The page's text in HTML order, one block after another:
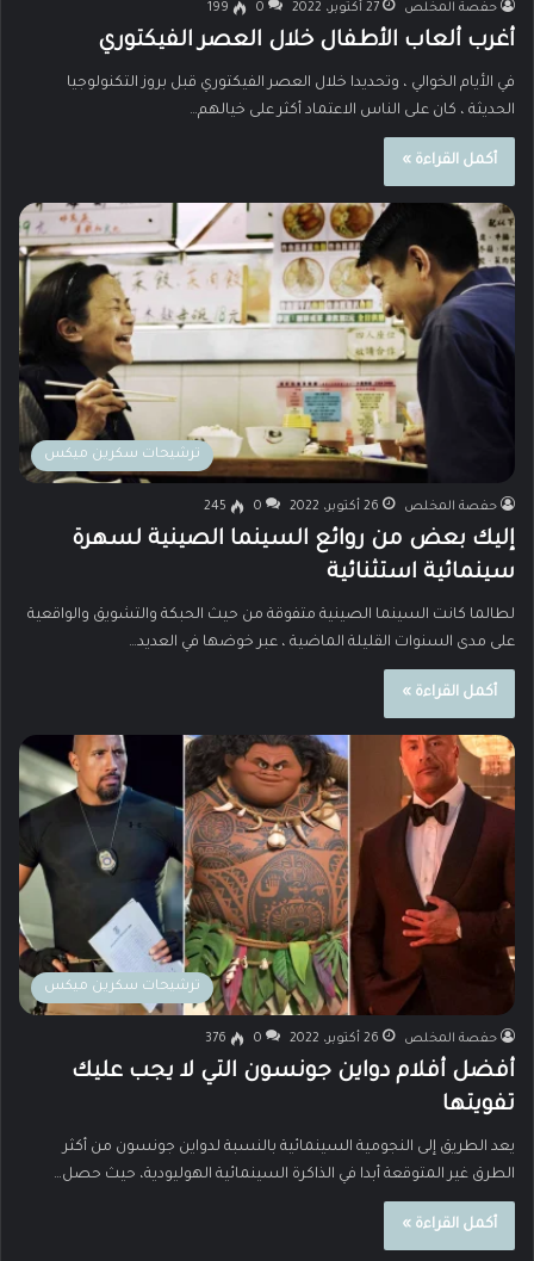
حفصة المخلص 27 أكتوبر، 2022 0
199
أغرب ألعاب الأطفال خلال العصر الفيكتوري
في الأيام الخوالي ، وتحديدا خلال العصر الفيكتوري قبل بروز التكنولوجيا
الحديثة ، كان على الناس الاعتماد أكثر على خيالهم…
أكمل القراءة »
ترشيحات سكرين ميكس
حفصة المخلص 26 أكتوبر، 2022 0
245
إليك بعض من روائع السينما الصينية لسهرة
سينمائية استثنائية
لطالما كانت السينما الصينية متفوقة من حيث الحبكة والتشويق والواقعية
على مدى السنوات القليلة الماضية ، عبر خوضها في العديد…
أكمل القراءة »
ترشيحات سكرين ميكس
حفصة المخلص 26 أكتوبر، 2022 0
376
أفضل أفلام دواين جونسون التي لا يجب عليك
تفويتها
يعد الطريق إلى النجومية السينمائية بالنسبة لدواين جونسون من أكثر
الطرق غير المتوقعة أبدا في الذاكرة السينمائية الهوليودية، حيث حصل…
أكمل القراءة »